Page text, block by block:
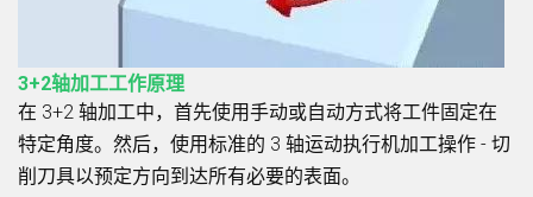
3+2轴加工工作原理
在 3+2 轴加工中，首先使用手动或自动方式将工件固定在
特定角度。然后，使用标准的 3 轴运动执行机加工操作 - 切
削刀具以预定方向到达所有必要的表面。